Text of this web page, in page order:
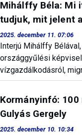
Mihálffy Béla: Mi
tudjuk, mit jelent
2025. december 11. 07:06
Interjú Mihálffy
országgyűlési
vízgazdálkodásról,
Kormányinfó:
Gulyás Gergely
2025. december 10. 10:34